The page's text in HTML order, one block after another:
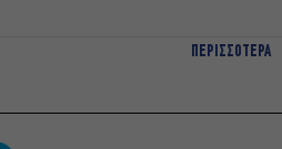
ΠΕΡΙΣΣΟΤΕΡΑ